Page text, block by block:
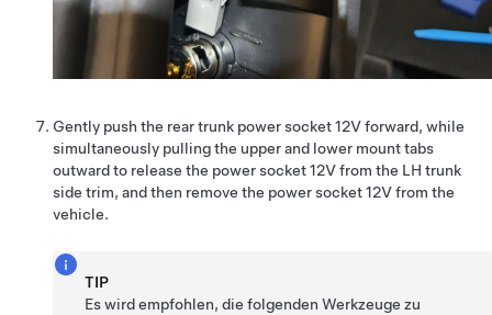
Gently push the rear trunk power socket 12V forward, while
simultaneously pulling the upper and lower mount tabs
outward to release the power socket 12V from the LH trunk
side trim, and then remove the power socket 12V from the
vehicle.
TIP
Es wird empfohlen, die folgenden Werkzeuge zu